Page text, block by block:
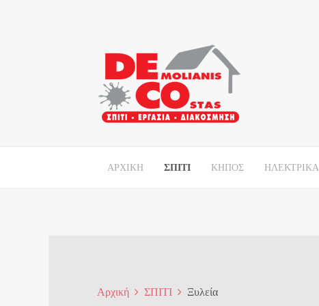
ΑΡΧΙΚΗ ΣΠΙΤΙ ΚΗΠΟΣ ΗΛΕΚΤΡΙΚΑ
Αρχική ΣΠΙΤΙ Ξυλεία